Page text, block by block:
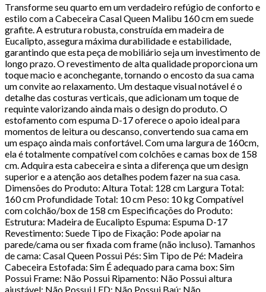
Transforme seu quarto em um verdadeiro refúgio de conforto e
estilo com a Cabeceira Casal Queen Malibu 160 cm em suede
grafite. A estrutura robusta, construída em madeira de
Eucalipto, assegura máxima durabilidade e estabilidade,
garantindo que esta peça de mobiliário seja um investimento de
longo prazo. O revestimento de alta qualidade proporciona um
toque macio e aconchegante, tornando o encosto da sua cama
um convite ao relaxamento. Um destaque visual notável é o
detalhe das costuras verticais, que adicionam um toque de
requinte valorizando ainda mais o design do produto. O
estofamento com espuma D-17 oferece o apoio ideal para
momentos de leitura ou descanso, convertendo sua cama em
um espaço ainda mais confortável. Com uma largura de 160cm,
ela é totalmente compatível com colchões e camas box de 158
cm. Adquira esta cabeceira e sinta a diferença que um design
superior e a atenção aos detalhes podem fazer na sua casa.
Dimensões do Produto: Altura Total: 128 cm Largura Total:
160 cm Profundidade Total: 10 cm Peso: 10 kg Compatível
com colchão/box de 158 cm Especificações do Produto:
Estrutura: Madeira de Eucalipto Espuma: Espuma D-17
Revestimento: Suede Tipo de Fixação: Pode apoiar na
parede/cama ou ser fixada com frame (não incluso). Tamanhos
de cama: Casal Queen Possui Pés: Sim Tipo de Pé: Madeira
Cabeceira Estofada: Sim É adequado para cama box: Sim
Possui Frame: Não Possui Ripamento: Não Possui altura
ajustável: Não Possui LED: Não Possui Baú: Não